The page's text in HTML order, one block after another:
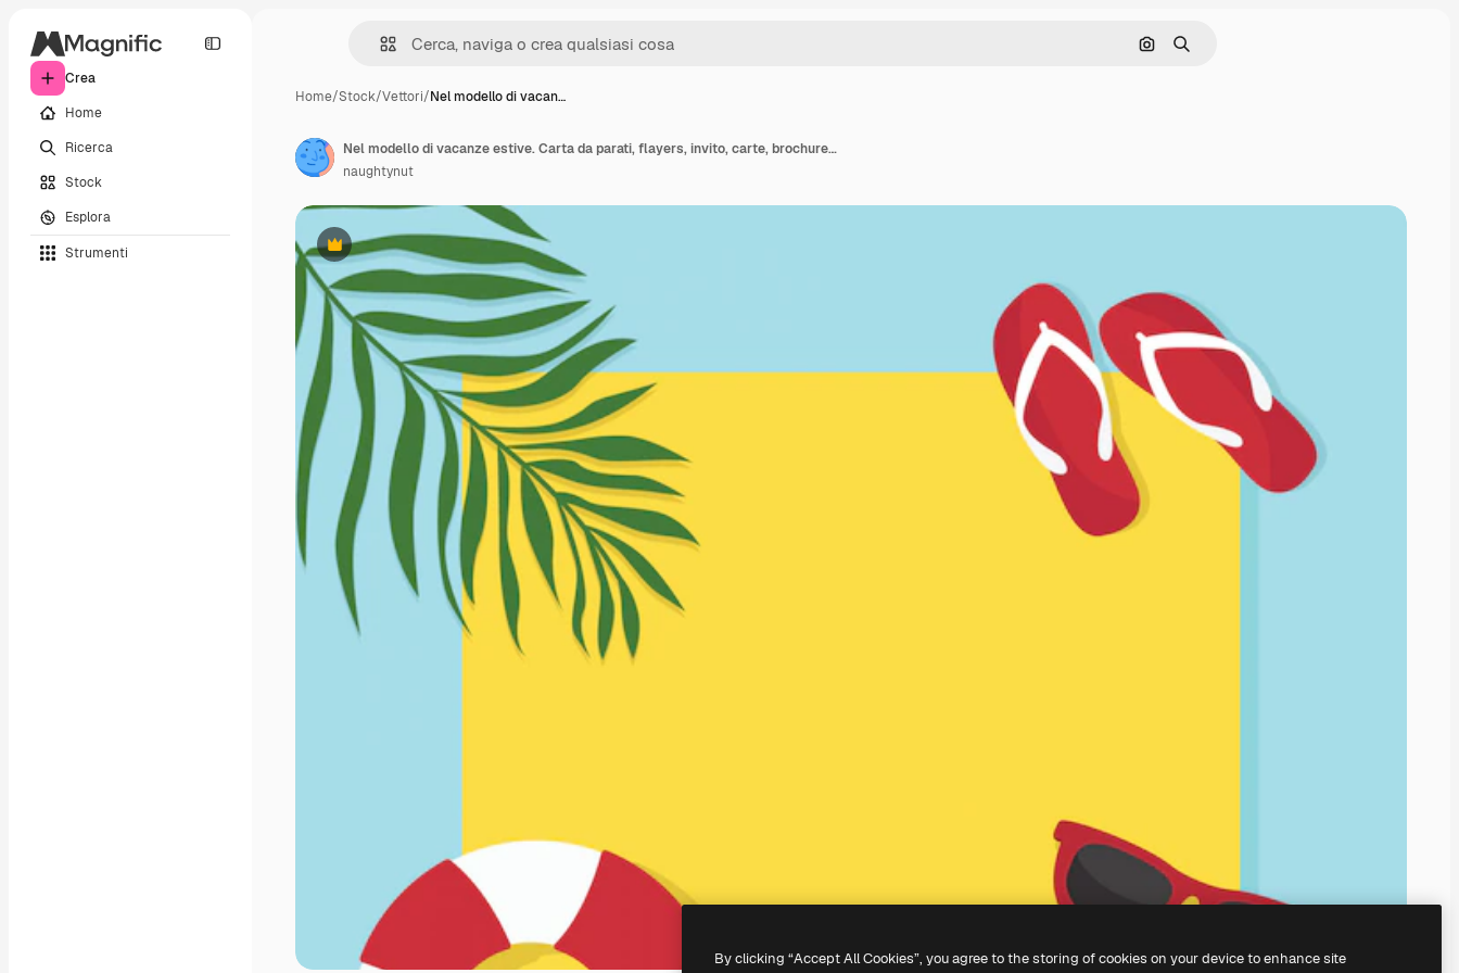
Crea
Home
Ricerca
Stock
Esplora
Strumenti
Cerca per immagine
Ricerca
Home/Stock/Vettori/Nel modello di vacan…
Premium
Nel modello di vacanze estive. Carta da parati, flayers, invito, carte, brochure, design voucher
naughtynut
By clicking “Accept All Cookies”, you agree to the storing of cookies on your device to enhance site